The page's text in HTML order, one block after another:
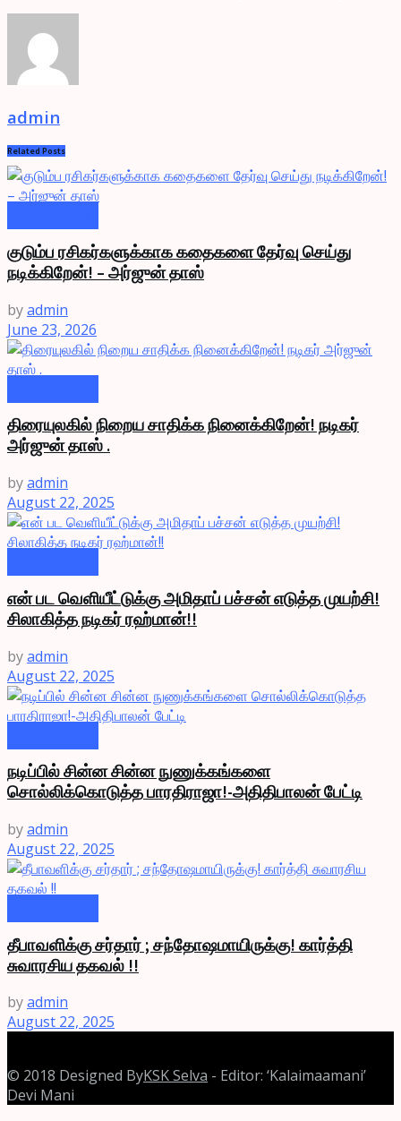
admin
Related Posts
குடும்ப ரசிகர்களுக்காக கதைகளை தேர்வு செய்து
நடிக்கிறேன்! – அர்ஜுன் தாஸ்
byadmin
June 23, 2026
திரையுலகில் நிறைய சாதிக்க நினைக்கிறேன்! நடிகர்
அர்ஜுன் தாஸ் .
byadmin
August 22, 2025
என் பட வெளியீட்டுக்கு அமிதாப் பச்சன் எடுத்த முயற்சி!
சிலாகித்த நடிகர் ரஹ்மான்!!
byadmin
August 22, 2025
நடிப்பில் சின்ன சின்ன நுணுக்கங்களை
சொல்லிக்கொடுத்த பாரதிராஜா!-அதிதிபாலன் பேட்டி
byadmin
August 22, 2025
தீபாவளிக்கு சர்தார் ; சந்தோஷமாயிருக்கு! கார்த்தி
சுவாரசிய தகவல் !!
byadmin
August 22, 2025
© 2018 Designed ByKSK Selva - Editor: ‘Kalaimaamani’
Devi Mani